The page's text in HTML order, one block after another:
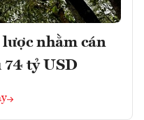
nhằm cán
74 tỷ USD